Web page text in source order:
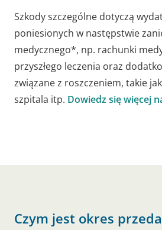
Szkody szczególne dotyczą
poniesionych w następstwie
medycznego*, np. rachunki
przyszłego leczenia oraz
związane z roszczeniem, takie
szpitala itp. Dowiedz się więcej
Czym jest okres